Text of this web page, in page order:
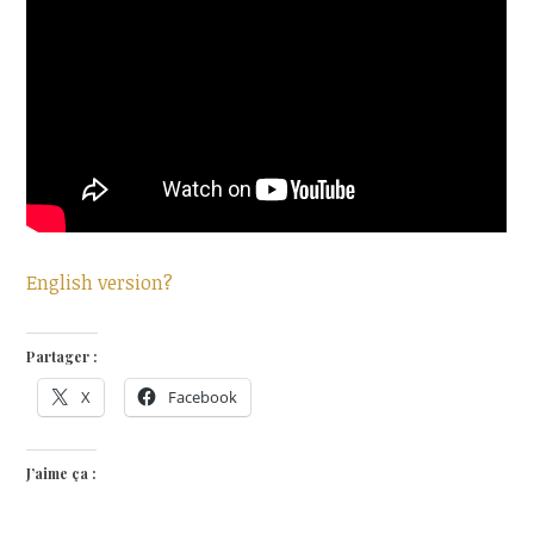
English version?
Partager :
X Facebook
J’aime ça :